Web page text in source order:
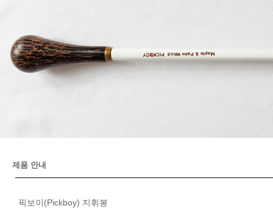
제품 안내
픽보이(Pickboy) 지휘봉